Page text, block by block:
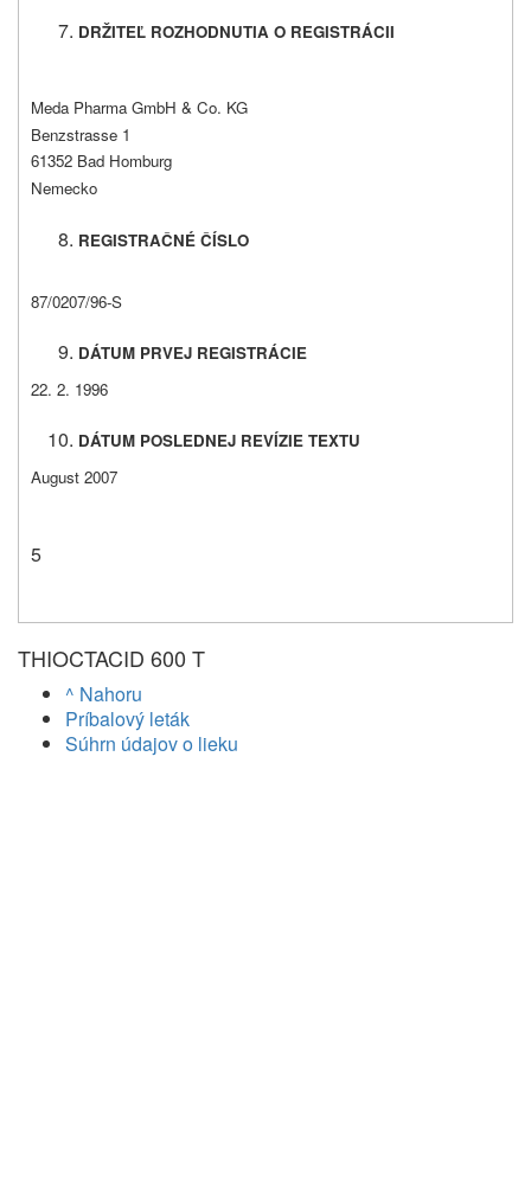
DRŽITEĽ ROZHODNUTIA O REGISTRÁCII
Meda Pharma GmbH & Co. KG
Benzstrasse 1
61352 Bad Homburg
Nemecko
REGISTRAČNÉ ČÍSLO
87/0207/96-S
DÁTUM PRVEJ REGISTRÁCIE
22. 2. 1996
DÁTUM POSLEDNEJ REVÍZIE TEXTU
August 2007
5
THIOCTACID 600 T
^ Nahoru
Príbalový leták
Súhrn údajov o lieku